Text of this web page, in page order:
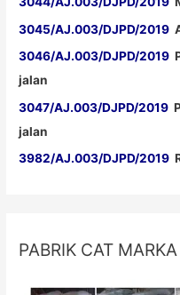
3045/AJ.003/DJPD/2019
3046/AJ.003/DJPD/2019
jalan
3047/AJ.003/DJPD/2019
jalan
3982/AJ.003/DJPD/2019
PABRIK CAT